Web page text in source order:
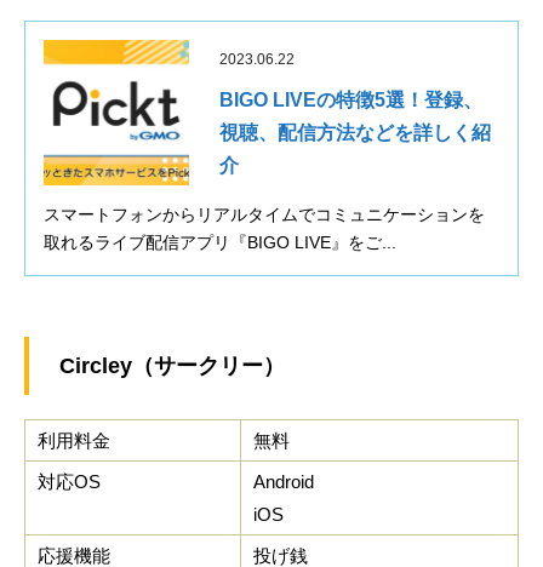
2023.06.22
BIGO LIVEの特徴5選！登録、
視聴、配信方法などを詳しく紹
介
スマートフォンからリアルタイムでコミュニケーションを
取れるライブ配信アプリ『BIGO LIVE』をご...
Circley（サークリー）
利用料金
無料
対応OS
Android
iOS
応援機能
投げ銭